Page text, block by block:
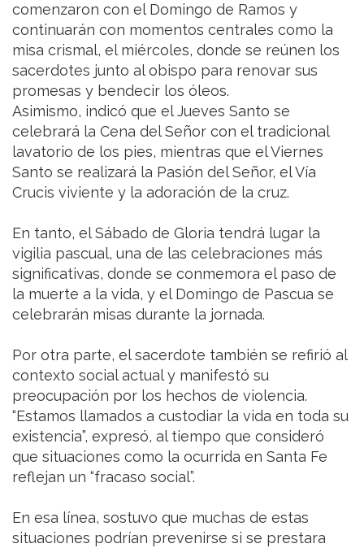
comenzaron con el Domingo de Ramos y
continuarán con momentos centrales como la
misa crismal, el miércoles, donde se reúnen los
sacerdotes junto al obispo para renovar sus
promesas y bendecir los óleos.
Asimismo, indicó que el Jueves Santo se
celebrará la Cena del Señor con el tradicional
lavatorio de los pies, mientras que el Viernes
Santo se realizará la Pasión del Señor, el Vía
Crucis viviente y la adoración de la cruz.
En tanto, el Sábado de Gloria tendrá lugar la
vigilia pascual, una de las celebraciones más
significativas, donde se conmemora el paso de
la muerte a la vida, y el Domingo de Pascua se
celebrarán misas durante la jornada.
Por otra parte, el sacerdote también se refirió al
contexto social actual y manifestó su
preocupación por los hechos de violencia.
“Estamos llamados a custodiar la vida en toda su
existencia”, expresó, al tiempo que consideró
que situaciones como la ocurrida en Santa Fe
reflejan un “fracaso social”.
En esa línea, sostuvo que muchas de estas
situaciones podrían prevenirse si se prestara